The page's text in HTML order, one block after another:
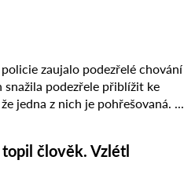
zaujalo podezřelé chování
snažila podezřele přiblížit ke
jedna z nich je pohřešovaná. ...
člověk. Vzlétl